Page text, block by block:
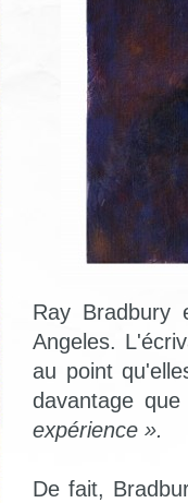
Ray Bradbury
Angeles.
au point
davantage
expérience ».
De fait,